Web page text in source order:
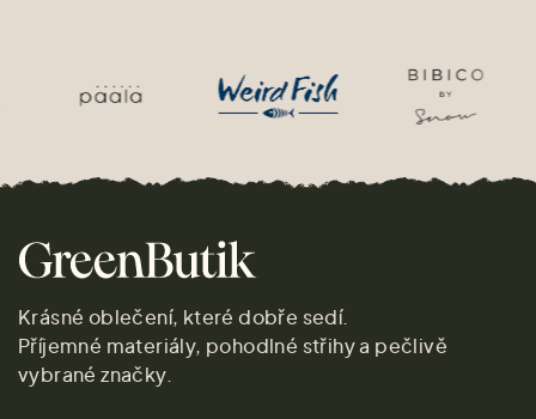
Krásné oblečení, které dobře sedí.
Příjemné materiály, pohodlné střihy a pečlivě
vybrané značky.